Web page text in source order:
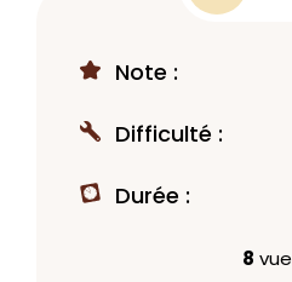
Note :
Difficulté :
Durée :
8